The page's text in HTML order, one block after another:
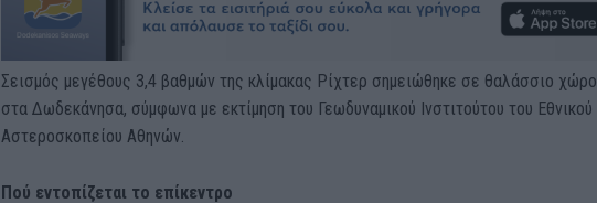
Σεισμός μεγέθους 3,4 βαθμών της κλίμακας Ρίχτερ σημειώθηκε σε θαλάσσιο χώρο
στα Δωδεκάνησα, σύμφωνα με εκτίμηση του Γεωδυναμικού Ινστιτούτου του Εθνικού
Αστεροσκοπείου Αθηνών.
Πού εντοπίζεται το επίκεντρο